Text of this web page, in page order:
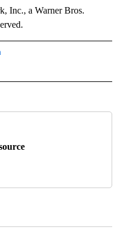
Inc., a Warner Bros.
RECEIVE NOTIFICATIONS ABOUT